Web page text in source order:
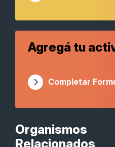
Organismos
Relacionados
Agregá tu
Completar